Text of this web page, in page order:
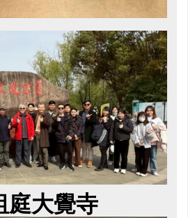
庭大覺寺